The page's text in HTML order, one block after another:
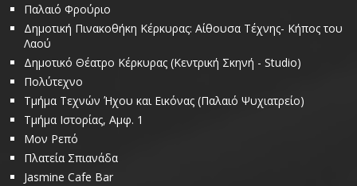
Παλαιό Φρούριο
Δημοτική Πινακοθήκη Κέρκυρας: Αίθουσα Τέχνης- Κήπος του
Λαού
Δημοτικό Θέατρο Κέρκυρας (Κεντρική Σκηνή - Studio)
Πολύτεχνο
Τμήμα Τεχνών Ήχου και Εικόνας (Παλαιό Ψυχιατρείο)
Τμήμα Ιστορίας, Αμφ. 1
Μον Ρεπό
Πλατεία Σπιανάδα
Jasmine Cafe Bar